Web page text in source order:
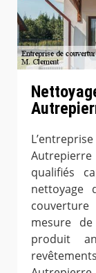
Autrepierre
qualifiés
nettoyage
mesure
produit